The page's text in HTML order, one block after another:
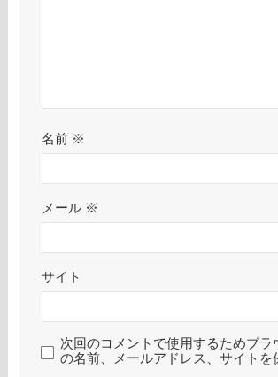
名前 ※
メール ※
サイト
次回のコメントで使用するためブラ
の名前、メールアドレス、サイトを